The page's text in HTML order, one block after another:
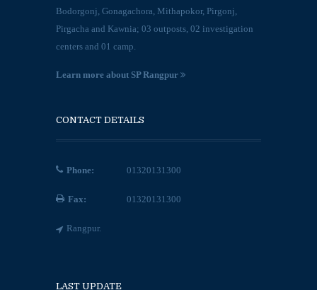
Bodorgonj, Gonagachora, Mithapokor, Pirgonj,
Pirgacha and Kawnia; 03 outposts, 02 investigation
centers and 01 camp.
Learn more about SP Rangpur
CONTACT DETAILS
Phone: 01320131300
Fax: 01320131300
Rangpur.
LAST UPDATE